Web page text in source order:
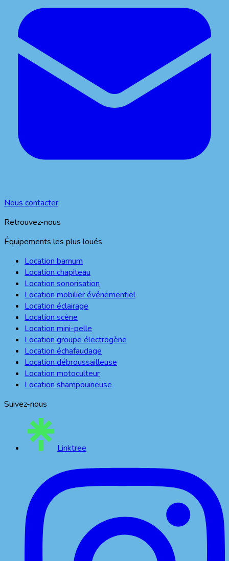
Nous contacter
Retrouvez-nous
Équipements les plus loués
Location barnum
Location chapiteau
Location sonorisation
Location mobilier événementiel
Location éclairage
Location scène
Location mini-pelle
Location groupe électrogène
Location échafaudage
Location débroussailleuse
Location motoculteur
Location shampouineuse
Suivez-nous
Linktree